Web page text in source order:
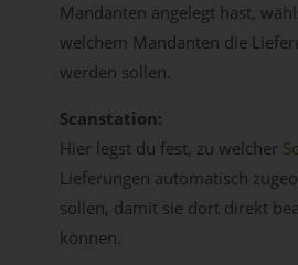
Mandanten angelegt hast,
welchem Mandanten die
werden sollen.
Scanstation:
Hier legst du fest, zu welcher
Lieferungen automatisch
sollen, damit sie dort direkt
können.